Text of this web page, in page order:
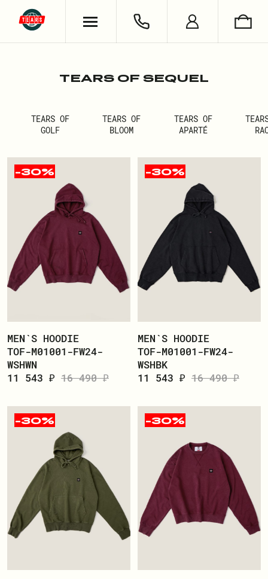
ХУДИ & СВИТШОТЫ
ОБУВЬ
НОСКИ
СЪЕМКИ
АНТОН ЛАПЕНКО СЕРГЕЙ БУРУНОВ
О БРЕНДЕ
ДОСТАВКА И ОПЛАТА
РЕКВИЗИТЫ
ОБМЕН И ВОЗВРАТ
ЛИЧНЫЙ КАБИНЕТ
ВОЙТИ
ЗАРЕГИСТРИРОВАТЬСЯ
TEARS OF SEQUEL
TEARS OF
GOLF
TEARS OF
BLOOM
TEARS OF
APARTÉ
-30%
MEN`S HOODIE
TOF-M01001-FW24-
WSHWN
11 543 ₽ 16 490 ₽
-30%
MEN`S HOODIE
TOF-M01001-FW24-
WSHBK
11 543 ₽ 16 490 ₽
-30% -30%